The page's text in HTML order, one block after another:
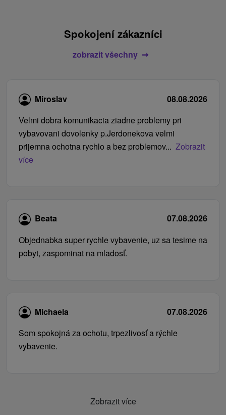
Spokojení zákazníci
zobrazit všechny
Miroslav
08.08.2026
Velmi dobra komunikacia ziadne problemy pri
vybavovani dovolenky p.Jerdonekova velmi
prijemna ochotna rychlo a bez problemov... Zobrazit
více
Beata
07.08.2026
Objednabka super rychle vybavenie, uz sa tesime na
pobyt, zaspominat na mladosť.
Michaela
07.08.2026
Som spokojná za ochotu, trpezlivosť a rýchle
vybavenie.
Zobrazit více